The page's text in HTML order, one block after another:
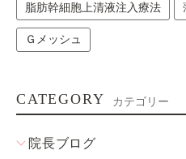
脂肪幹細胞上清液注入療法
Ｇメッシュ
CATEGORY カテゴリー
院長ブログ